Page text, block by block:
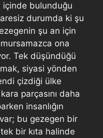
içinde bulunduğu
durumda ki şu
şu an için
ona
Tek düşündüğü
siyasi yönden
çizdiği ülke
parçasını daha
insanlığın
bu gezegen bir
bir kıta halinde